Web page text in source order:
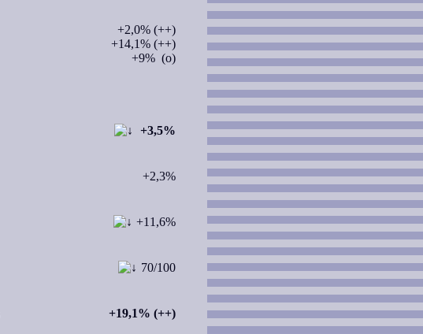
+2,0% (++)
+14,1% (++)
+9% (o)
+3,5%
+2,3%
+11,6%
70/100
+19,1% (++)